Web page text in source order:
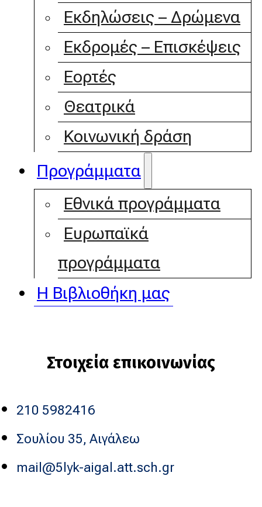
Εκδηλώσεις – Δρώμενα
Εκδρομές – Επισκέψεις
Εορτές
Θεατρικά
Κοινωνική δράση
Προγράμματα
Εθνικά προγράμματα
Ευρωπαϊκά
προγράμματα
Η Βιβλιοθήκη μας
Στοιχεία επικοινωνίας
210 5982416
Σουλίου 35, Αιγάλεω
mail@5lyk-aigal.att.sch.gr